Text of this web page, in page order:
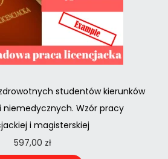
studentów kierunków
Wzór pracy
i magisterskiej
597,00 zł